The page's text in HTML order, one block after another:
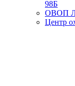
98Б
ОВОП
Центр